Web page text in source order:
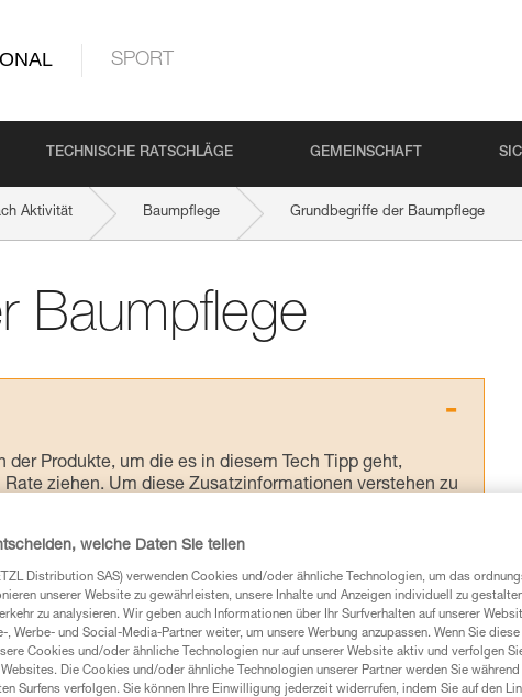
SPORT
TECHNISCHE RATSCHLÄGE GEMEINSCHAFT
Aktivität Baumpflege Grundbegriffe der Baumpflege
Baumpflege
Produkte, um die es in diesem Tech Tipp geht,
ziehen. Um diese Zusatzinformationen verstehen zu
enthaltenen Informationen richtig
eine entsprechende Ausbildung und ein spezielles
einem Profi, ob Sie in der Lage sind, den Vorgang
eigenständig durchführen.
verbundenen Techniken. Möglicherweise gibt es
werden.
welche Daten Sie teilen
Distribution SAS) verwenden Cookies und/oder ähnliche Technologien, um das
unserer Website zu gewährleisten, unsere Inhalte und Anzeigen individuell zu
zu analysieren. Wir geben auch Informationen über Ihr Surfverhalten auf unserer
, Werbe- und Social-Media-Partner weiter, um unsere Werbung anzupassen. Wenn Sie
Cookies und/oder ähnliche Technologien nur auf unserer Website aktiv und verfolgen
Die Cookies und/oder ähnliche Technologien unserer Partner werden Sie während
Surfens verfolgen. Sie können Ihre Einwilligung jederzeit widerrufen, indem Sie auf den